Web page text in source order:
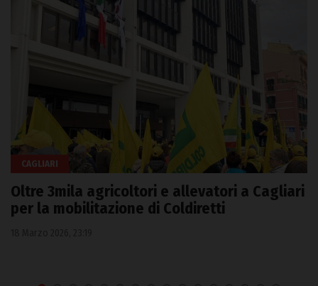
CAGLIARI
Oltre 3mila agricoltori e allevatori a Cagliari
per la mobilitazione di Coldiretti